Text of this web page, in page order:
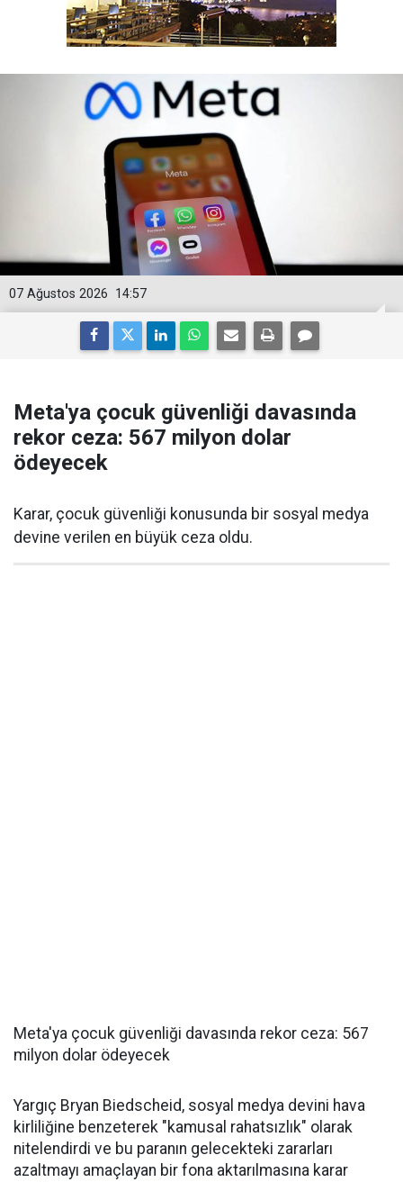
14:57
07 Ağustos 2026
Meta'ya çocuk güvenliği davasında
rekor ceza: 567 milyon dolar
ödeyecek
Karar, çocuk güvenliği konusunda bir sosyal medya
devine verilen en büyük ceza oldu.
Meta'ya çocuk güvenliği davasında rekor ceza: 567
milyon dolar ödeyecek
Yargıç Bryan Biedscheid, sosyal medya devini hava
kirliliğine benzeterek "kamusal rahatsızlık" olarak
nitelendirdi ve bu paranın gelecekteki zararları
azaltmayı amaçlayan bir fona aktarılmasına karar